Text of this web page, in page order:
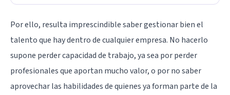
Por ello, resulta imprescindible saber gestionar bien el
talento que hay dentro de cualquier empresa. No hacerlo
supone perder capacidad de trabajo, ya sea por perder
profesionales que aportan mucho valor, o por no saber
aprovechar las habilidades de quienes ya forman parte de la